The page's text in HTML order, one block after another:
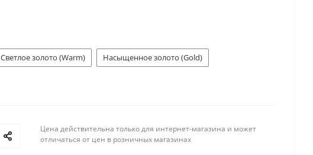
Светлое золото (Warm) Насыщенное золото (Gold)
Цена действительна только для интернет-магазина и может
отличаться от цен в розничных магазинах